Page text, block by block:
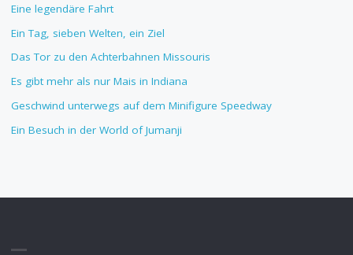
Eine legendäre Fahrt
Ein Tag, sieben Welten, ein Ziel
Das Tor zu den Achterbahnen Missouris
Es gibt mehr als nur Mais in Indiana
Geschwind unterwegs auf dem Minifigure Speedway
Ein Besuch in der World of Jumanji